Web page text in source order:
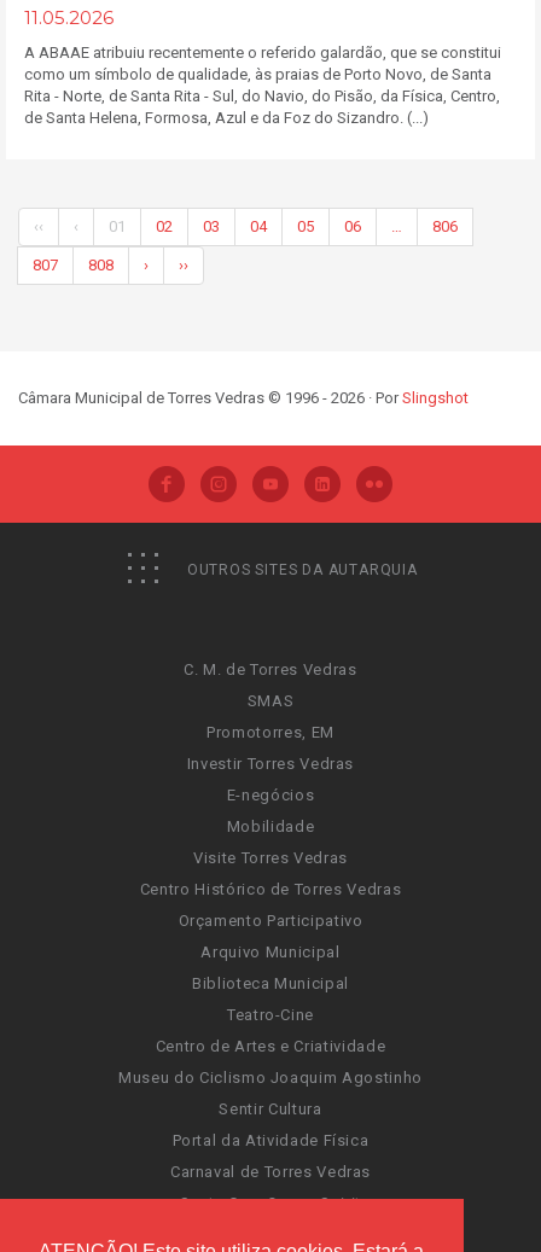
11.05.2026
A ABAAE atribuiu recentemente o referido galardão, que se constitui
como um símbolo de qualidade, às praias de Porto Novo, de Santa
Rita - Norte, de Santa Rita - Sul, do Navio, do Pisão, da Física, Centro,
de Santa Helena, Formosa, Azul e da Foz do Sizandro. (...)
‹‹ ‹ 01 02 03 04 05 06 806
807 808 › ››
Câmara Municipal de Torres Vedras © 1996 - 2026 · PorSlingshot
OUTROS SITES DA AUTARQUIA
C. M. de Torres Vedras
SMAS
Promotorres, EM
Investir Torres Vedras
E-negócios
Mobilidade
Visite Torres Vedras
Centro Histórico de Torres Vedras
Orçamento Participativo
Arquivo Municipal
Biblioteca Municipal
Teatro-Cine
Centro de Artes e Criatividade
Museu do Ciclismo Joaquim Agostinho
Sentir Cultura
Portal da Atividade Física
Carnaval de Torres Vedras
Santa Cruz Ocean Spirit